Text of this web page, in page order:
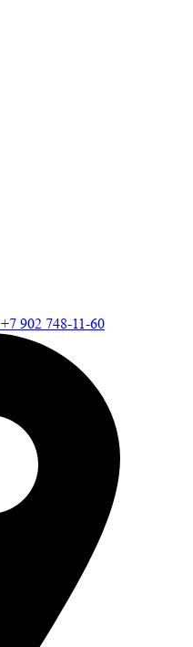
+7 902 748-11-60